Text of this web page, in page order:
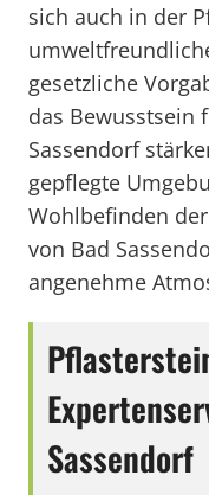
sich auch in der
gesetzliche
das Bewusstsein
Sassendorf
gepflegte
Wohlbefinden
von Bad
angenehme
Sassendorf